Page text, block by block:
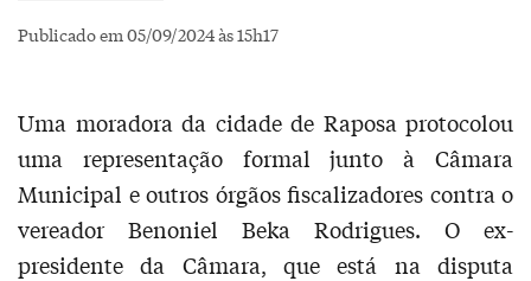
Publicado em 05/09/2024 às 15h17
Uma moradora da cidade de Raposa protocolou
uma representação formal junto à Câmara
Municipal e outros órgãos fiscalizadores contra o
vereador Benoniel Beka Rodrigues. O ex-
presidente da Câmara, que está na disputa